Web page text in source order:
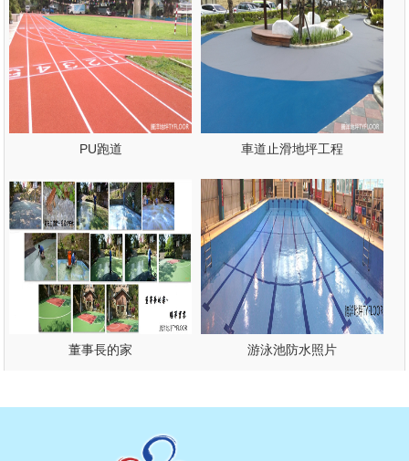
PU跑道 車道止滑地坪工程
董事長的家 游泳池防水照片